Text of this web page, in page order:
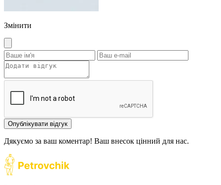
Змінити
Опублікувати відгук
Дякуємо за ваш коментар! Ваш внесок цінний для нас.